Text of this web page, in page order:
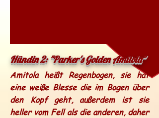
Hündin 2: "Parker's Golden Amitola"
Amitola heißt Regenbogen, sie hat
eine weiße Blesse die im Bogen über
den Kopf geht, außerdem ist sie
heller vom Fell als die anderen, daher